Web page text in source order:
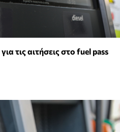
τις αιτήσεις στο fuel pass